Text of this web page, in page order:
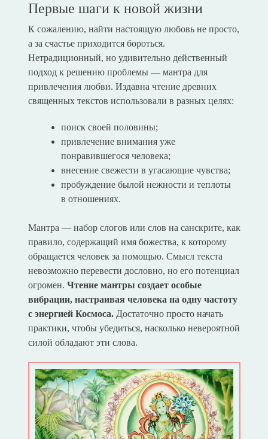
Первые шаги к новой жизни
К сожалению, найти настоящую любовь не просто,
а за счастье приходится бороться.
Нетрадиционный, но удивительно действенный
подход к решению проблемы — мантра для
привлечения любви. Издавна чтение древних
священных текстов использовали в разных целях:
поиск своей половины;
привлечение внимания уже
понравившегося человека;
внесение свежести в угасающие чувства;
пробуждение былой нежности и теплоты
в отношениях.
Мантра — набор слогов или слов на санскрите, как
правило, содержащий имя божества, к которому
обращается человек за помощью. Смысл текста
невозможно перевести дословно, но его потенциал
огромен. Чтение мантры создает особые
вибрации, настраивая человека на одну частоту
с энергией Космоса.Достаточно просто начать
практики, чтобы убедиться, насколько невероятной
силой обладают эти слова.